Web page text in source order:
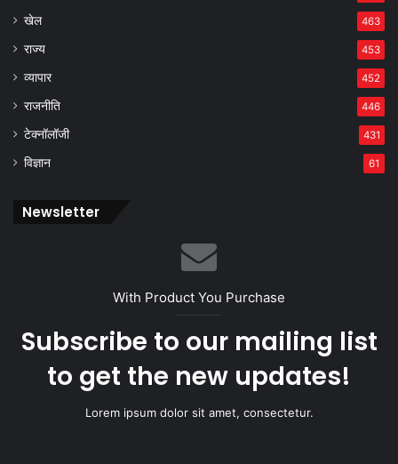
खेल 463
राज्य 453
व्यापार 452
राजनीति 446
टेक्नॉलॉजी 431
विज्ञान 61
Newsletter
With Product You Purchase
Subscribe to our mailing list
to get the new updates!
Lorem ipsum dolor sit amet, consectetur.